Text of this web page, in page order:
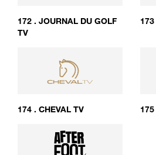
172 . JOURNAL DU GOLF
TV
173
174 . CHEVAL TV 175